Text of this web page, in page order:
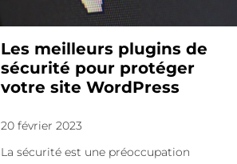
Les meilleurs plugins de
sécurité pour protéger
votre site WordPress
20 février 2023
La sécurité est une préoccupation